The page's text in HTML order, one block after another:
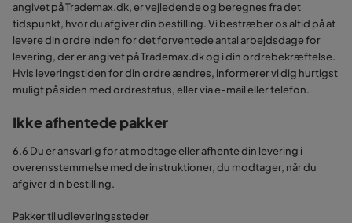
angivet på Trademax.dk, er vejledende og beregnes fra det
tidspunkt, hvor du afgiver din bestilling. Vi bestræber os altid på at
levere din ordre inden for det forventede antal arbejdsdage for
levering, der er angivet på Trademax.dk og i din ordrebekræftelse.
Hvis leveringstiden for din ordre ændres, informerer vi dig hurtigst
muligt på siden med ordrestatus, eller via e-mail eller telefon.
Ikke afhentede pakker
6.6 Du er ansvarlig for at modtage eller afhente din levering i
overensstemmelse med de instruktioner, du modtager, når du
afgiver din bestilling.
Pakker til udleveringssteder